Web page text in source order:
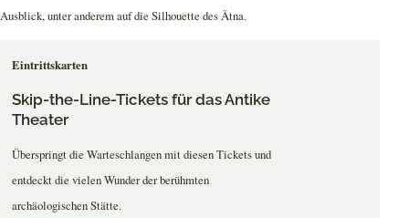
Ausblick, unter anderem auf die Silhouette des Ätna.
Eintrittskarten
Skip-the-Line-Tickets für das Antike
Theater
Überspringt die Warteschlangen mit diesen Tickets und
entdeckt die vielen Wunder der berühmten
archäologischen Stätte.